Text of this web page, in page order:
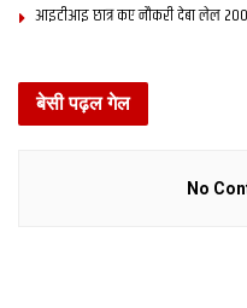
आइटीआइ छात्र कए नौकरी देबा लेल
बेसी पढ़ल गेल
No